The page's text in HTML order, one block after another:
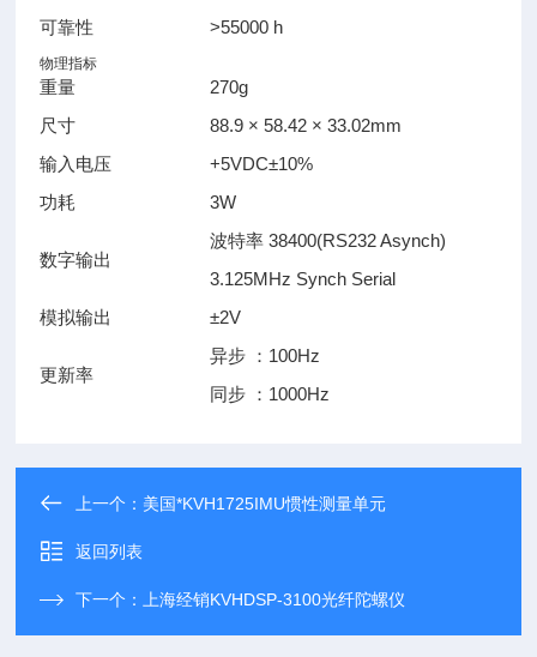
可靠性
>55000 h
物理指标
重量
270g
尺寸
88.9 × 58.42 × 33.02mm
输入电压
+5VDC±10%
功耗
3W
数字输出
波特率 38400(RS232 Asynch)
3.125MHz Synch Serial
模拟输出
±2V
更新率
异步 ：100Hz
同步 ：1000Hz
上一个： 美国*KVH1725IMU惯性测量单元
返回列表
下一个： 上海经销KVHDSP-3100光纤陀螺仪